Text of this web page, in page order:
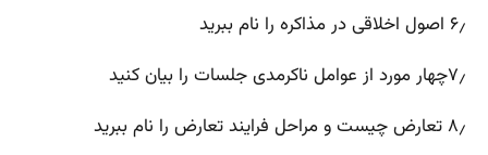
۶٫ اصول اخلاقی در مذاکره را نام ببرید
۷٫چهار مورد از عوامل ناکرمدی جلسات را بیان کنید
۸٫ تعارض چیست و مراحل فرایند تعارض را نام ببرید